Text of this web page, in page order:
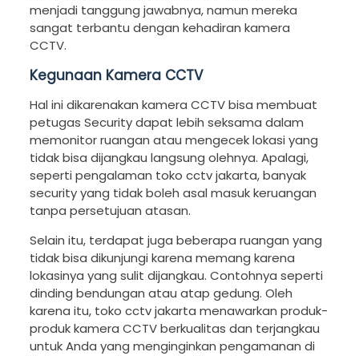
menjadi tanggung jawabnya, namun mereka
sangat terbantu dengan kehadiran kamera
CCTV.
Kegunaan Kamera CCTV
Hal ini dikarenakan kamera CCTV bisa membuat
petugas Security dapat lebih seksama dalam
memonitor ruangan atau mengecek lokasi yang
tidak bisa dijangkau langsung olehnya. Apalagi,
seperti pengalaman toko cctv jakarta, banyak
security yang tidak boleh asal masuk keruangan
tanpa persetujuan atasan.
Selain itu, terdapat juga beberapa ruangan yang
tidak bisa dikunjungi karena memang karena
lokasinya yang sulit dijangkau. Contohnya seperti
dinding bendungan atau atap gedung. Oleh
karena itu, toko cctv jakarta menawarkan produk-
produk kamera CCTV berkualitas dan terjangkau
untuk Anda yang menginginkan pengamanan di